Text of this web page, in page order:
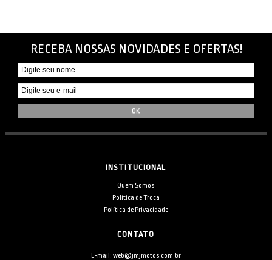
RECEBA NOSSAS NOVIDADES E OFERTAS!
INSTITUCIONAL
Quem Somos
Política de Troca
Política de Privacidade
CONTATO
E-mail: web@jmjmotos.com.br